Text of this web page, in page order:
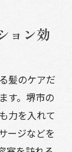
活かす
を最大限
れる方
ナルな
ョン効
髪のケアだ
す。堺市の
力を入れて
ージなどを